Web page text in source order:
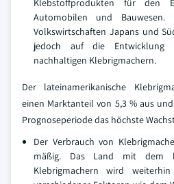
Klebstoffprodukten für den
Automobilen und Bauwesen.
Volkswirtschaften Japans und
jedoch auf die Entwicklung
nachhaltigen Klebrigmachern.
Der lateinamerikanische
einen Marktanteil von 5,3 % aus
Prognoseperiode das höchste
Der Verbrauch von
mäßig. Das Land mit dem
Klebrigmachern wird